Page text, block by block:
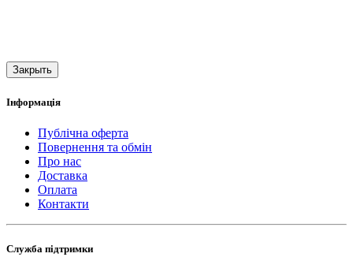
Закрыть
Інформація
Публічна оферта
Повернення та обмін
Про нас
Доставка
Оплата
Контакти
Служба підтримки